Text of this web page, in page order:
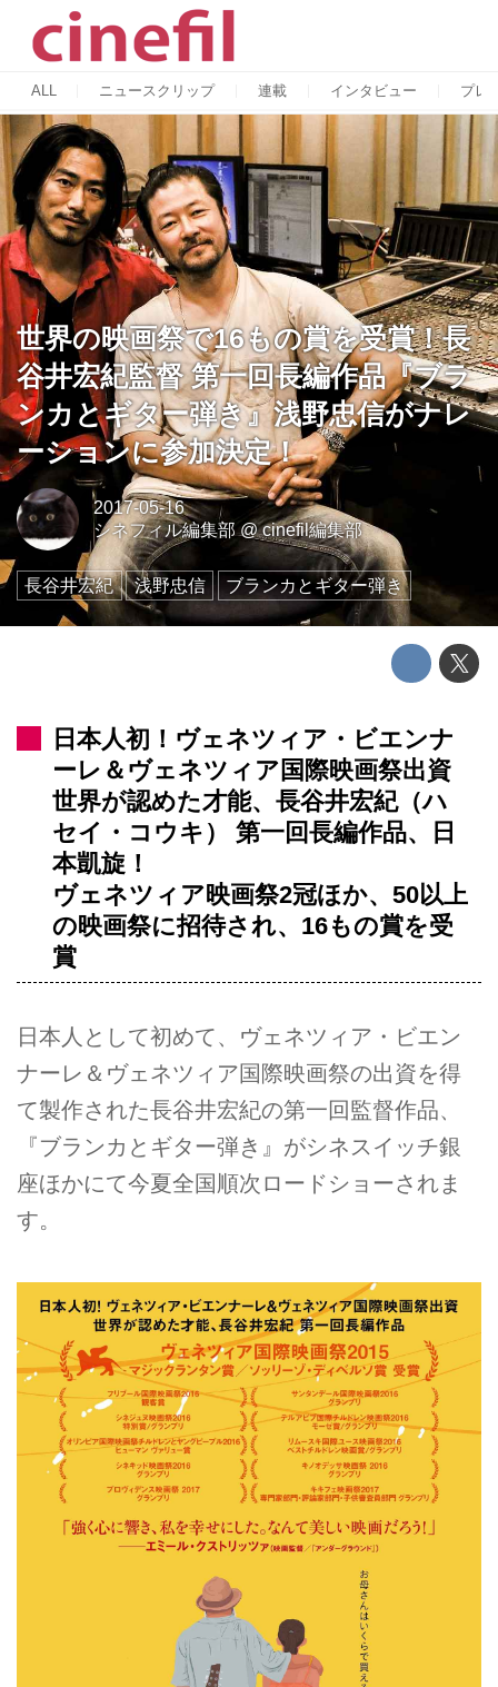
ALL ニュースクリップ 連載 インタビュー プレ
世界の映画祭で16もの賞を受賞！長
谷井宏紀監督 第一回長編作品『ブラ
ンカとギター弾き』浅野忠信がナレ
ーションに参加決定！
2017-05-16
シネフィル編集部@cinefil編集部
長谷井宏紀 浅野忠信 ブランカとギター弾き
日本人初！ヴェネツィア・ビエンナ
ーレ＆ヴェネツィア国際映画祭出資
世界が認めた才能、長谷井宏紀（ハ
セイ・コウキ） 第一回長編作品、日
本凱旋！
ヴェネツィア映画祭2冠ほか、50以上
の映画祭に招待され、16もの賞を受
賞
日本人として初めて、ヴェネツィア・ビエン
ナーレ＆ヴェネツィア国際映画祭の出資を得
て製作された長谷井宏紀の第一回監督作品、
『ブランカとギター弾き』がシネスイッチ銀
座ほかにて今夏全国順次ロードショーされま
す。